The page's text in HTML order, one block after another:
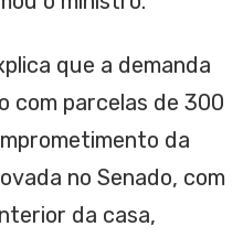
que a demanda
com parcelas de 300
da
no Senado, com
da casa,